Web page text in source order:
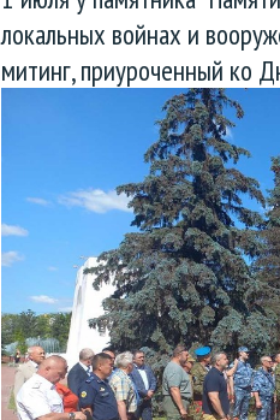
локальных войнах и
митинг, приуроченный ко